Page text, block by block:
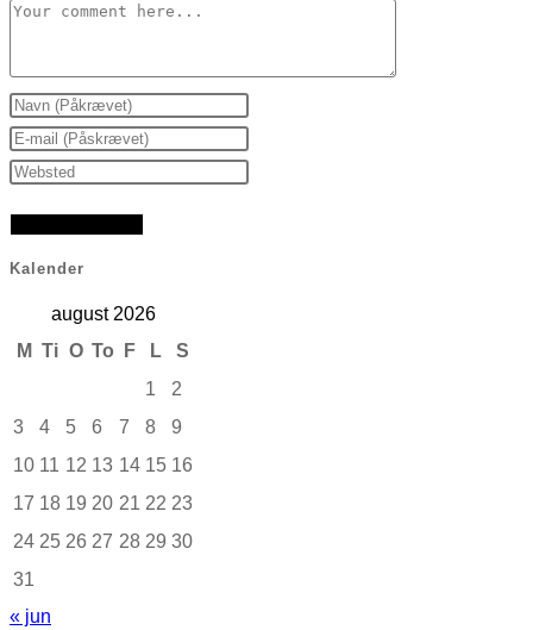
Comment
Enter
your
name
username
to
Enter
your
address
to
Enter
website
URL
Kalender
august 2026
M Ti O To F L
S
1
2
3
4 5 6 7 8
9
10 11 12 13 14 15 16
17 18 19 20 21 22 23
24 25 26 27 28 29 30
31
« jun